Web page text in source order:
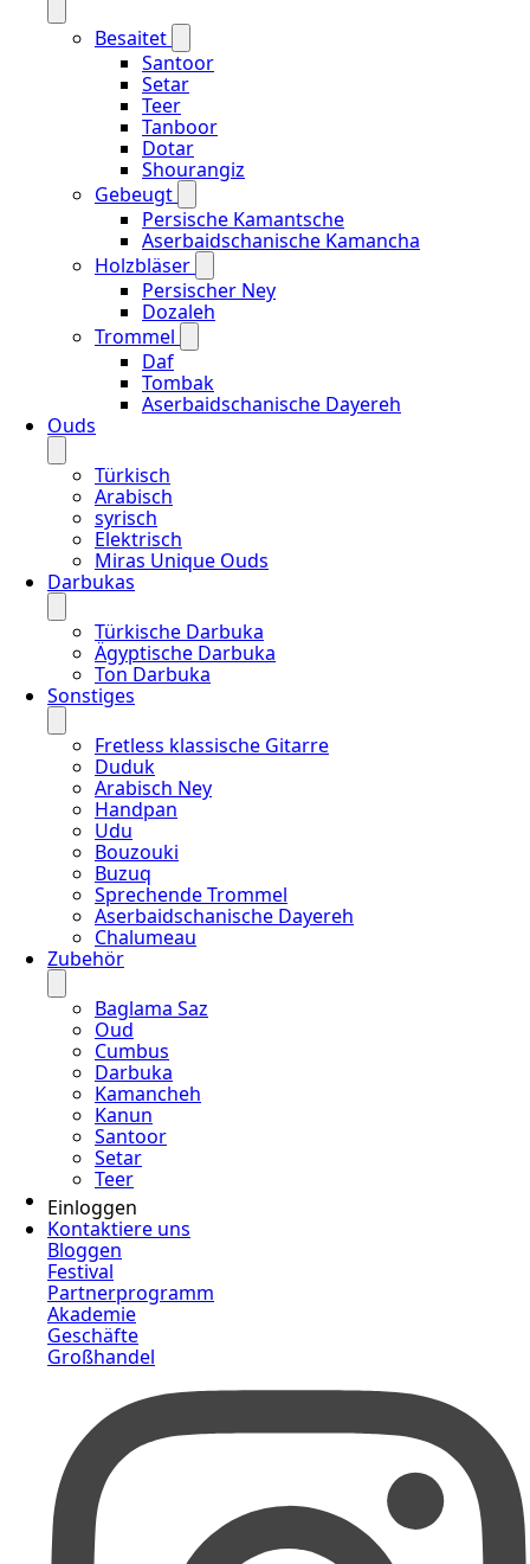
Besaitet
Santoor
Setar
Teer
Tanboor
Dotar
Shourangiz
Gebeugt
Persische Kamantsche
Aserbaidschanische Kamancha
Holzbläser
Persischer Ney
Dozaleh
Trommel
Daf
Tombak
Aserbaidschanische Dayereh
Ouds
Türkisch
Arabisch
syrisch
Elektrisch
Miras Unique Ouds
Darbukas
Türkische Darbuka
Ägyptische Darbuka
Ton Darbuka
Sonstiges
Fretless klassische Gitarre
Duduk
Arabisch Ney
Handpan
Udu
Bouzouki
Buzuq
Sprechende Trommel
Aserbaidschanische Dayereh
Chalumeau
Zubehör
Baglama Saz
Oud
Cumbus
Darbuka
Kamancheh
Kanun
Santoor
Setar
Teer
Einloggen
Kontaktiere uns
Bloggen
Festival
Partnerprogramm
Akademie
Geschäfte
Großhandel